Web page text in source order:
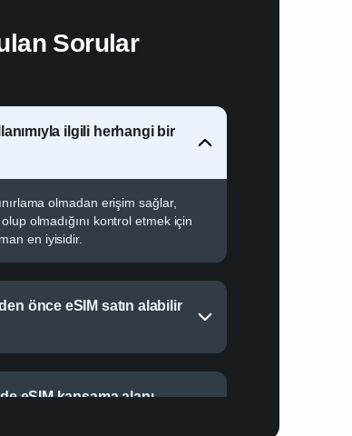
Sorular
ilgili herhangi bir
olmadan erişim sağlar,
olmadığını kontrol etmek için
en iyisidir.
önce eSIM satın alabilir
eSIM kapsama alanı